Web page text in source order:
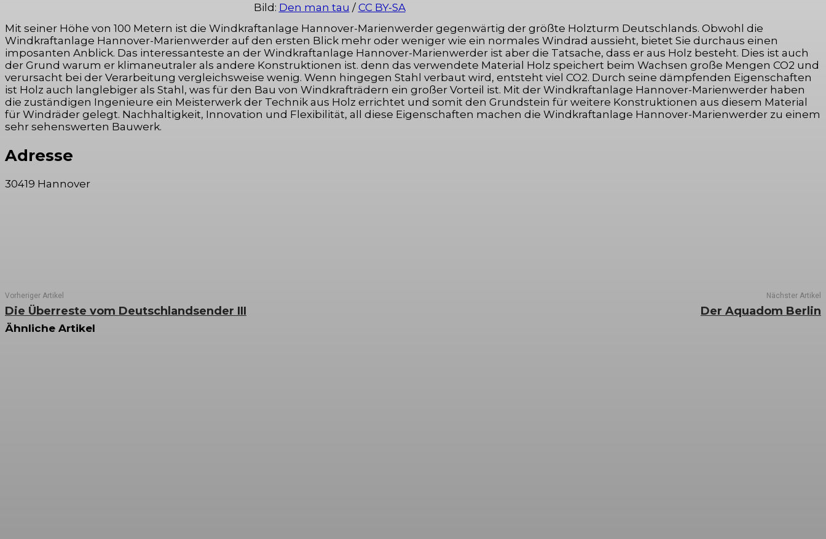
Bild: Den man tau /CC BY-SA
Mit seiner Höhe von 100 Metern ist die Windkraftanlage Hannover-Marienwerder gegenwärtig der größte Holzturm Deutschlands. Obwohl die
Windkraftanlage Hannover-Marienwerder auf den ersten Blick mehr oder weniger wie ein normales Windrad aussieht, bietet Sie durchaus einen
imposanten Anblick. Das interessanteste an der Windkraftanlage Hannover-Marienwerder ist aber die Tatsache, dass er aus Holz besteht. Dies ist auch
der Grund warum er klimaneutraler als andere Konstruktionen ist. denn das verwendete Material Holz speichert beim Wachsen große Mengen CO2 und
verursacht bei der Verarbeitung vergleichsweise wenig. Wenn hingegen Stahl verbaut wird, entsteht viel CO2. Durch seine dämpfenden Eigenschaften
ist Holz auch langlebiger als Stahl, was für den Bau von Windkrafträdern ein großer Vorteil ist. Mit der Windkraftanlage Hannover-Marienwerder haben
die zuständigen Ingenieure ein Meisterwerk der Technik aus Holz errichtet und somit den Grundstein für weitere Konstruktionen aus diesem Material
für Windräder gelegt. Nachhaltigkeit, Innovation und Flexibilität, all diese Eigenschaften machen die Windkraftanlage Hannover-Marienwerder zu einem
sehr sehenswerten Bauwerk.
Adresse
30419 Hannover
Vorheriger Artikel
Die Überreste vom Deutschlandsender III
Nächster Artikel
Der Aquadom Berlin
Ähnliche Artikel